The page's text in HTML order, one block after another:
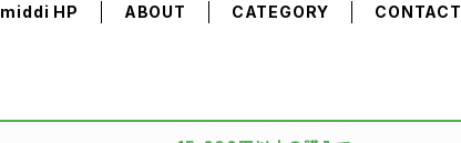
middi HP ABOUT CATEGORY CONTACT